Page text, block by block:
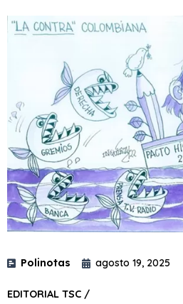
Polinotas agosto 19, 2025
EDITORIAL TSC /